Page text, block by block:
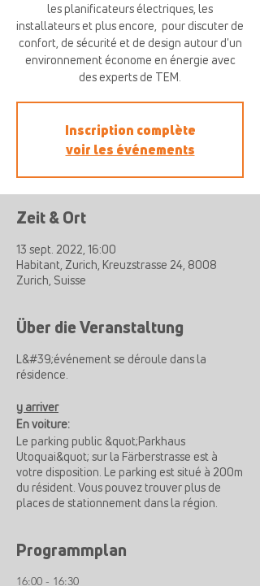
les planificateurs électriques, les
installateurs et plus encore, ​ pour discuter de
confort, de sécurité et de design autour d'un
environnement économe en énergie avec
des experts de TEM.
Inscription complète
voir les événements
Zeit & Ort
13 sept. 2022, 16:00
Habitant, Zurich, Kreuzstrasse 24, 8008
Zurich, Suisse
Über die Veranstaltung
L&#39;événement se déroule dans la
résidence.
y arriver
En voiture:
Le parking public &quot;Parkhaus
Utoquai&quot; sur la Färberstrasse est à
votre disposition. Le parking est situé à 200m
du résident. Vous pouvez trouver plus de
places de stationnement dans la région.
Vous pouvez rejoindre le résident avec le
Programmplan
16:00 - 16:30